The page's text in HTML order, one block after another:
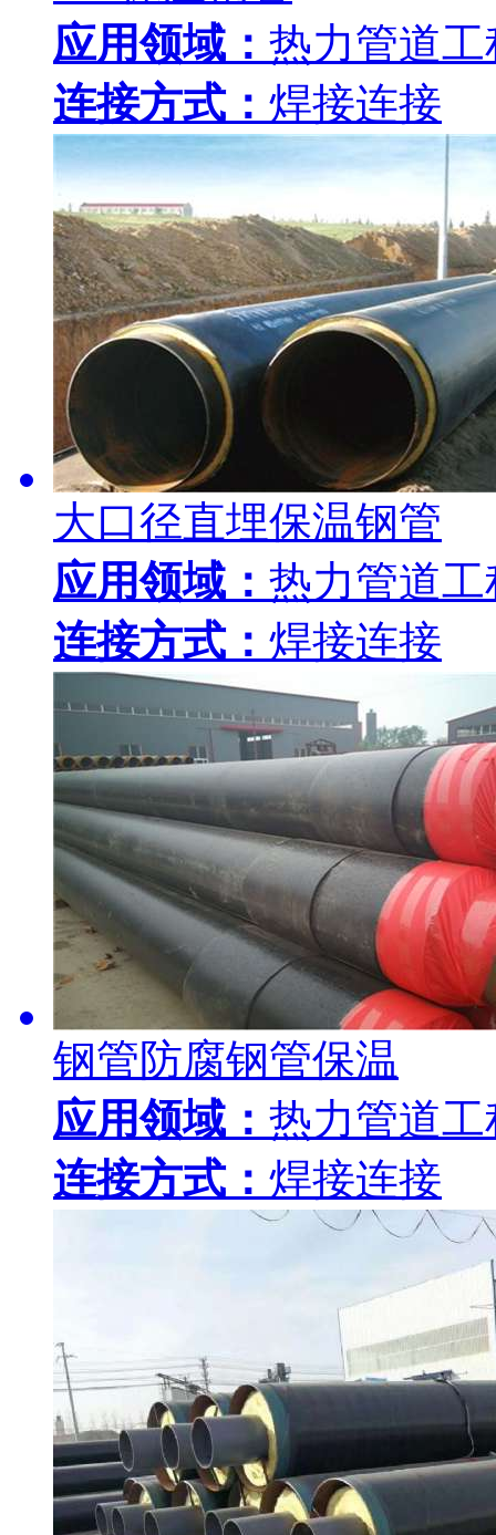
应用领域： 热力管道工
连接方式： 焊接连接
大口径直埋保温钢管
应用领域： 热力管道工
连接方式： 焊接连接
钢管防腐钢管保温
应用领域： 热力管道工
连接方式： 焊接连接